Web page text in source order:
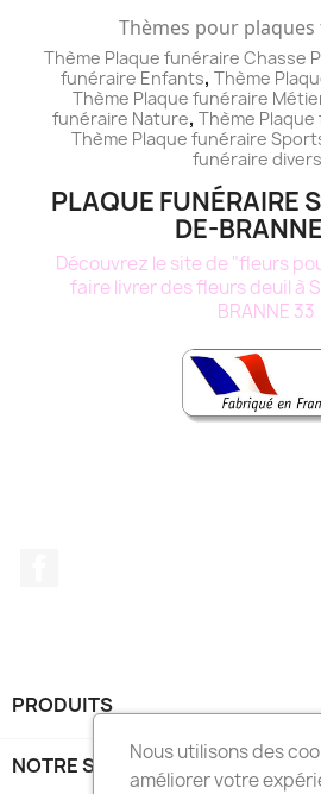
Thèmes pour
Thème Plaque funéraire Chasse
funéraire Enfants, Thème
Thème Plaque funéraire
funéraire Nature, Thème
Thème Plaque funéraire
funéraire divers
PLAQUE FUNÉRAIRE
DE-
Découvrez le site de "fleurs
faire livrer des fleurs deuil à
BRANNE 33
PRODUITS
NOTRE SOCIÉTÉ
Nous utilisons des
améliorer votre